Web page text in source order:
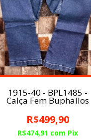
1915-40 - BPL1485 -
Calça Fem Buphallos
R$499,90
R$474,91 com Pix